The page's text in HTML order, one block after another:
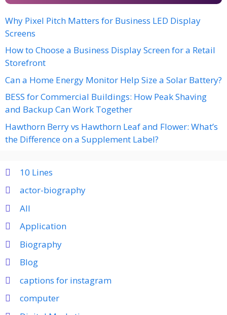
Why Pixel Pitch Matters for Business LED Display
Screens
How to Choose a Business Display Screen for a Retail
Storefront
Can a Home Energy Monitor Help Size a Solar Battery?
BESS for Commercial Buildings: How Peak Shaving
and Backup Can Work Together
Hawthorn Berry vs Hawthorn Leaf and Flower: What’s
the Difference on a Supplement Label?
10 Lines
actor-biography
All
Application
Biography
Blog
captions for instagram
computer